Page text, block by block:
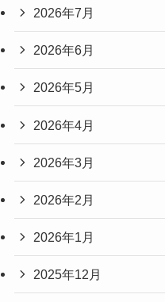
2026年7月
2026年6月
2026年5月
2026年4月
2026年3月
2026年2月
2026年1月
2025年12月